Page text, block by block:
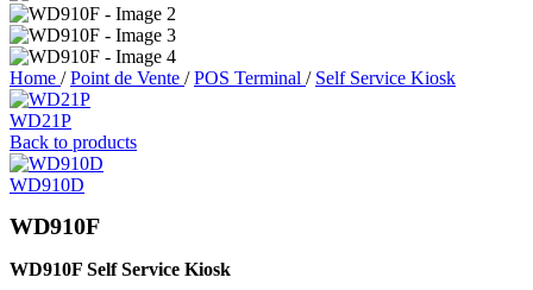
Home / Point de Vente / POS Terminal / Self Service Kiosk
WD21P
Back to products
WD910D
WD910F
WD910F Self Service Kiosk